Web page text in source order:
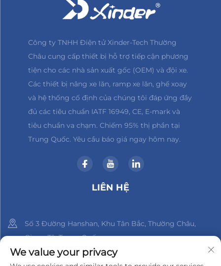
Công ty TNHH Điện tử Xinder-Tech Thường
Châu cung cấp thiết bị hỗ trợ tiếp cận phương
tiện cho các nhà sản xuất gốc (OEM) và đội xe.
Các thiết bị nâng xe lăn, ramp xe lăn, ghế xoay
và hệ thống cố định của chúng tôi đáp ứng đầy
đủ các tiêu chuẩn IATF 16949, CE, E-mark và
tiêu chuẩn va chạm. Chiếm 95% thị phần tại
Trung Quốc. Yêu cầu báo giá ngay hôm nay.
LIÊN HỆ
Số 3 Đường Hanshan, Khu Tân Bắc, Thường Châu,
Giang Tô, Trung Quốc
+86-18961288218
We value your privacy